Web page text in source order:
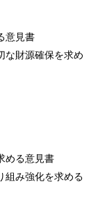
意見書
な財源確保を求め
める意見書
組み強化を求める